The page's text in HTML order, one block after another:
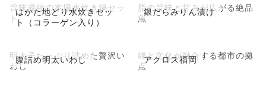
はかた地どり水炊きセッ
ト（コラーゲン入り）
旨味凝縮の本場水炊き鍋セッ
ト
銀だらみりん漬け
脂の旨味と甘みが広がる絶品
魚
腹詰め明太いわし
明太子たっぷり詰めた贅沢い
わし
アクロス福岡
緑と文化が融合する都市の拠
点